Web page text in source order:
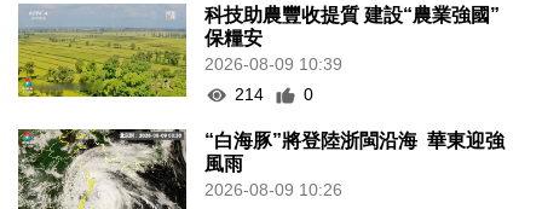
科技助農豐收提質 建設“農業強國”
保糧安
2026-08-09 10:39
214
0
“白海豚”將登陸浙閩沿海 華東迎強
風雨
2026-08-09 10:26